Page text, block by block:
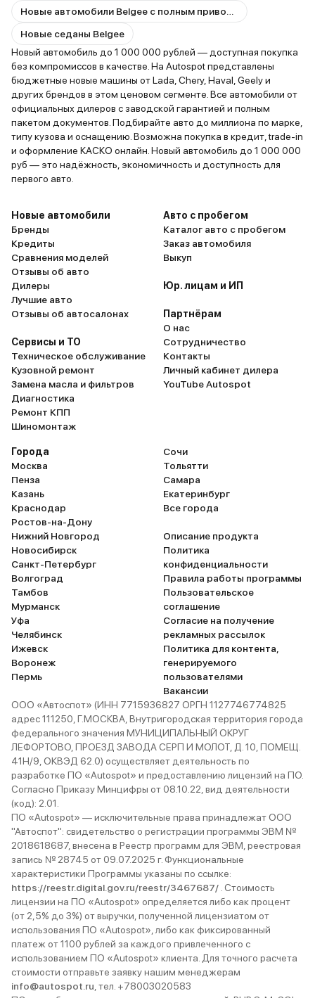
Новые седаны Belgee
Новый автомобиль до 1 000 000 рублей — доступная покупка
без компромиссов в качестве. На Autospot представлены
бюджетные новые машины от Lada, Chery, Haval, Geely и
других брендов в этом ценовом сегменте. Все автомобили от
официальных дилеров с заводской гарантией и полным
пакетом документов. Подбирайте авто до миллиона по марке,
типу кузова и оснащению. Возможна покупка в кредит, trade-in
и оформление КАСКО онлайн. Новый автомобиль до 1 000 000
руб — это надёжность, экономичность и доступность для
первого авто.
Новые автомобили
Бренды
Кредиты
Сравнения моделей
Отзывы об авто
Дилеры
Лучшие авто
Отзывы об автосалонах
Сервисы и ТО
Техническое обслуживание
Кузовной ремонт
Замена масла и фильтров
Диагностика
Ремонт КПП
Шиномонтаж
Авто с пробегом
Каталог авто с пробегом
Заказ автомобиля
Выкуп
Юр. лицам и ИП
Партнёрам
О нас
Сотрудничество
Контакты
Личный кабинет дилера
YouTube Autospot
Города
Москва
Пенза
Казань
Краснодар
Ростов-на-Дону
Нижний Новгород
Новосибирск
Санкт-Петербург
Волгоград
Тамбов
Мурманск
Уфа
Челябинск
Ижевск
Воронеж
Пермь
Сочи
Тольятти
Самара
Екатеринбург
Все города
Описание продукта
Политика
конфиденциальности
Правила работы программы
Пользовательское
соглашение
Согласие на получение
рекламных рассылок
Политика для контента,
генерируемого
пользователями
Вакансии
ООО «Автоспот» (ИНН 7715936827 ОРГН 1127746774825
адрес 111250, Г.МОСКВА, Внутригородская территория города
федерального значения МУНИЦИПАЛЬНЫЙ ОКРУГ
ЛЕФОРТОВО, ПРОЕЗД ЗАВОДА СЕРП И МОЛОТ, Д. 10, ПОМЕЩ.
41Н/9, ОКВЭД 62.0) осуществляет деятельность по
разработке ПО «Autospot» и предоставлению лицензий на ПО.
Согласно Приказу Минцифры от 08.10.22, вид деятельности
(код): 2.01.
ПО «Autospot» — исключительные права принадлежат ООО
"Автоспот": свидетельство о регистрации программы ЭВМ №
2018618687, внесена в Реестр программ для ЭВМ, реестровая
запись № 28745 от 09.07.2025 г. Функциональные
характеристики Программы указаны по ссылке:
https://reestr.digital.gov.ru/reestr/3467687/ . Стоимость
лицензии на ПО «Autospot» определяется либо как процент
(от 2,5% до 3%) от выручки, полученной лицензиатом от
использования ПО «Autospot», либо как фиксированный
платеж от 1100 рублей за каждого привлеченного с
использованием ПО «Autospot» клиента. Для точного расчета
стоимости отправьте заявку нашим менеджерам
info@autospot.ru , тел. +78003020583